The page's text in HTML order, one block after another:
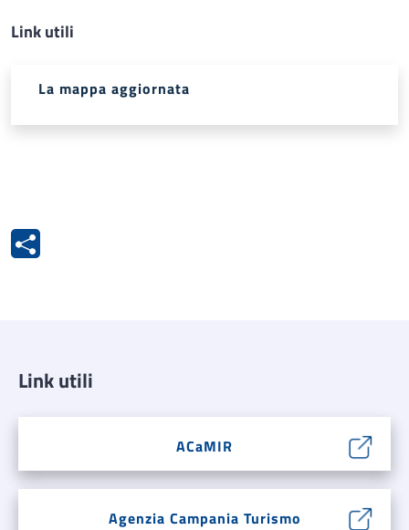
Link utili
La mappa aggiornata
Link utili
ACaMIR
Agenzia Campania Turismo